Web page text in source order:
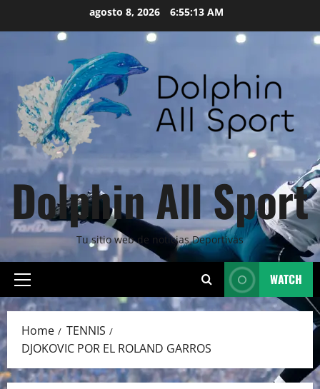
agosto 8, 2026 6:55:15 AM
Dolphin All Sport
Tu sitio web de noticias Deportivas
Primary
Menu
WATCH
Home
TENNIS
DJOKOVIC POR EL ROLAND GARROS